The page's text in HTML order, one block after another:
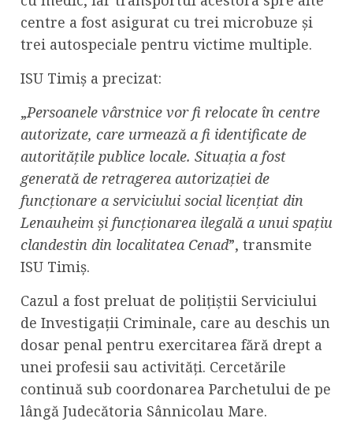
centre a fost asigurat cu trei microbuze și
trei autospeciale pentru victime multiple.
ISU Timiș a precizat:
„Persoanele vârstnice vor fi relocate în centre
autorizate, care urmează a fi identificate de
autoritățile publice locale. Situația a fost
generată de retragerea autorizației de
funcționare a serviciului social licențiat din
Lenauheim și funcționarea ilegală a unui spațiu
clandestin din localitatea Cenad”, transmite
ISU Timiș.
Cazul a fost preluat de polițiștii Serviciului
de Investigații Criminale, care au deschis un
dosar penal pentru exercitarea fără drept a
unei profesii sau activități. Cercetările
continuă sub coordonarea Parchetului de pe
lângă Judecătoria Sânnicolau Mare.